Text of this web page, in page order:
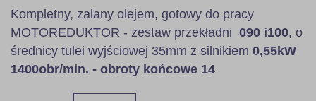
Kompletny, zalany olejem, gotowy do pracy
MOTOREDUKTOR - zestaw przekładni 090 i100, o
średnicy tulei wyjściowej 35mm z silnikiem 0,55kW
1400obr/min. - obroty końcowe 14